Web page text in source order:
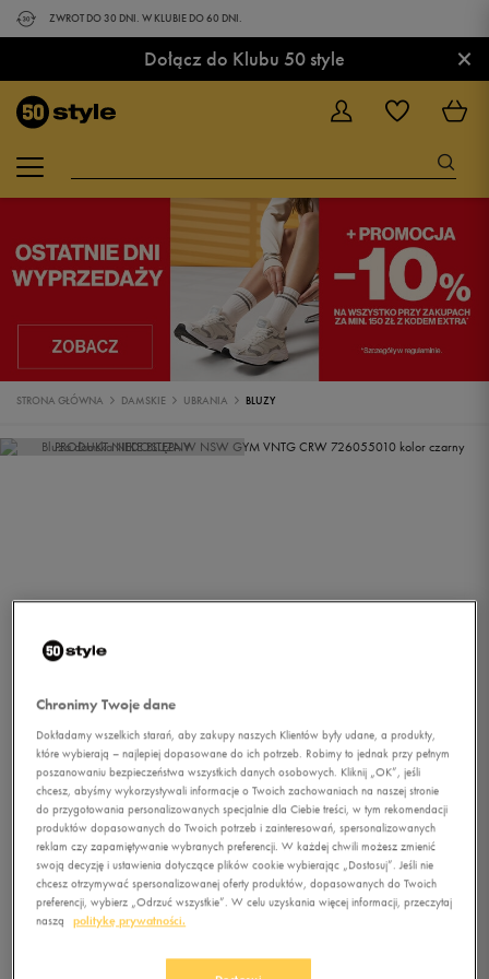
ZWROT DO 30 DNI. W KLUBIE DO 60 DNI.
Dołącz do Klubu 50 style ×
STRONA GŁÓWNA DAMSKIE UBRANIA BLUZY
PRODUKT NIEDOSTĘPNY
1/1
NIKE BLUZA W NSW GYM
Chronimy Twoje dane
Dokładamy wszelkich starań, aby zakupy naszych Klientów były udane, a produkty,
które wybierają – najlepiej dopasowane do ich potrzeb. Robimy to jednak przy pełnym
poszanowaniu bezpieczeństwa wszystkich danych osobowych. Kliknij „OK”, jeśli
chcesz, abyśmy wykorzystywali informacje o Twoich zachowaniach na naszej stronie
do przygotowania personalizowanych specjalnie dla Ciebie treści, w tym rekomendacji
produktów dopasowanych do Twoich potrzeb i zainteresowań, spersonalizowanych
reklam czy zapamiętywanie wybranych preferencji. W każdej chwili możesz zmienić
swoją decyzję i ustawienia dotyczące plików cookie wybierając „Dostosuj”. Jeśli nie
chcesz otrzymywać spersonalizowanej oferty produktów, dopasowanych do Twoich
preferencji, wybierz „Odrzuć wszystkie”. W celu uzyskania więcej informacji, przeczytaj
naszą
politykę prywatności.